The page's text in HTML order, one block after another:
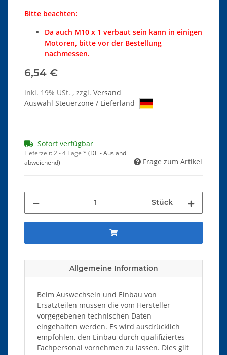
Bitte beachten:
Da auch M10 x 1 verbaut sein kann in einigen
Motoren, bitte vor der Bestellung
nachmessen.
6,54 €
inkl. 19% USt. , zzgl. Versand
Auswahl Steuerzone / Lieferland
Sofort verfügbar
Lieferzeit:2 - 4 Tage * (DE - Ausland
abweichend)
Frage zum Artikel
Stück
Allgemeine Information
Beim Auswechseln und Einbau von
Ersatzteilen müssen die vom Hersteller
vorgegebenen technischen Daten
eingehalten werden. Es wird ausdrücklich
empfohlen, den Einbau durch qualifiziertes
Fachpersonal vornehmen zu lassen. Dies gilt